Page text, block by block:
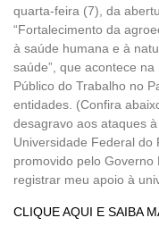
quarta-feira (7), da
“Fortalecimento da
à saúde humana e à
saúde”, que acontece
Público do Trabalho no
entidades. (Confira
desagravo aos ataques
Universidade Federal do
promovido pelo Governo
registrar meu apoio à
CLIQUE AQUI E SAIBA